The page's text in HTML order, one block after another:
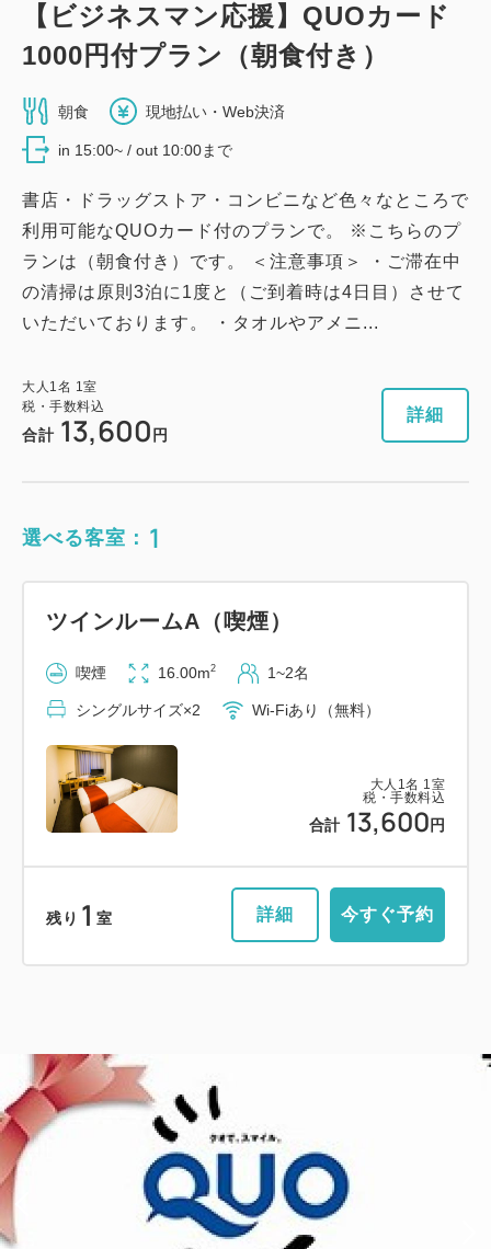
【ビジネスマン応援】QUOカード
1000円付プラン（朝食付き）
朝食 現地払い・Web決済
in 15:00~ / out 10:00まで
書店・ドラッグストア・コンビニなど色々なところで
利用可能なQUOカード付のプランで。 ※こちらのプ
ランは（朝食付き）です。 ＜注意事項＞ ・ご滞在中
の清掃は原則3泊に1度と（ご到着時は4日目）させて
いただいております。 ・タオルやアメニ...
大人 1名 1室
税・手数料込
合計 13,600 円
詳細
選べる客室： 1
大人 1名 1室
税・手数料込
合計 13,600 円
ツインルームA（喫煙）
喫煙 16.00m2 1~2名
シングルサイズ×2 Wi-Fiあり（無料）
残り 1 室 詳細 今すぐ予約